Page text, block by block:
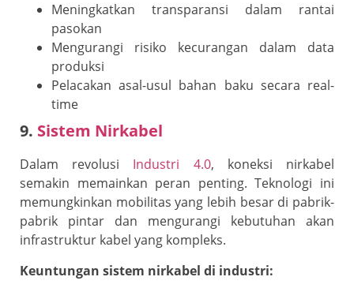
Meningkatkan transparansi dalam rantai
pasokan
Mengurangi risiko kecurangan dalam data
produksi
Pelacakan asal-usul bahan baku secara real-
time
9. Sistem Nirkabel
Dalam revolusi Industri 4.0, koneksi nirkabel
semakin memainkan peran penting. Teknologi ini
memungkinkan mobilitas yang lebih besar di pabrik-
pabrik pintar dan mengurangi kebutuhan akan
infrastruktur kabel yang kompleks.
Keuntungan sistem nirkabel di industri: